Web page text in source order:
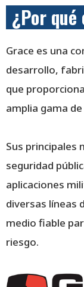
¿Por
Grace es una
desarrollo,
que
amplia gama
Sus principales
seguridad
aplicaciones
diversas líneas
medio fiable
riesgo.